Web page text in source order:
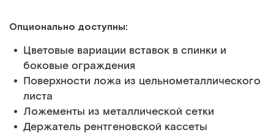
Опционально доступны:
Цветовые вариации вставок в спинки и
боковые ограждения
Поверхности ложа из цельнометаллического
листа
Ложементы из металлической сетки
Держатель рентгеновской кассеты